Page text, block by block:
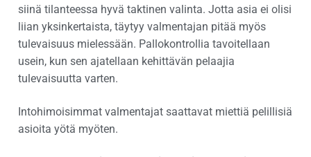
siinä tilanteessa hyvä taktinen valinta. Jotta asia ei olisi
liian yksinkertaista, täytyy valmentajan pitää myös
tulevaisuus mielessään. Pallokontrollia tavoitellaan
usein, kun sen ajatellaan kehittävän pelaajia
tulevaisuutta varten.
Intohimoisimmat valmentajat saattavat miettiä pelillisiä
asioita yötä myöten.